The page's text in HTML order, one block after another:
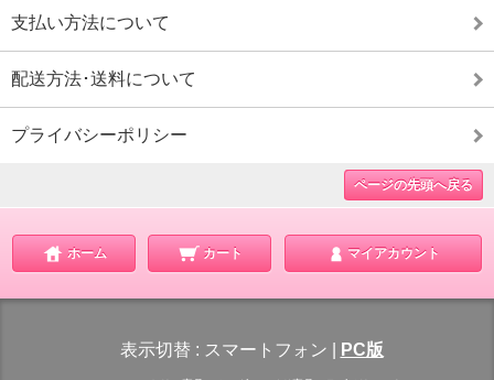
支払い方法について
配送方法･送料について
プライバシーポリシー
ページの先頭へ戻る
ホーム カート マイアカウント
表示切替 : スマートフォン PC版